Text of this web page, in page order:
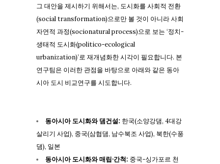
그 대안을 제시하기 위해서는, 도시화를 사회적 전환
(social transformation)으로만 볼 것이 아니라 사회
자연적 과정(socionatural process)으로 보는 ‘정치-
생태적 도시화(politico-ecological
urbanization)’로 재개념화한 시각이 필요합니다. 본
연구팀은 이러한 관점을 바탕으로 아래와 같은 동아
시아 도시 비교연구를 시도합니다.
동아시아 도시화와 댐건설: 한국(소양강댐, 4대강
살리기 사업), 중국(삼협댐, 남수북조 사업), 북한(수풍
댐), 일본
동아시아 도시화와 매립·간척: 중국-싱가포르 천